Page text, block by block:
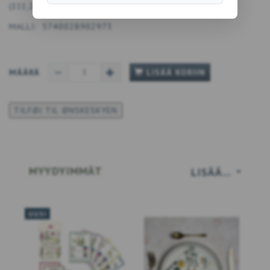
111,20 DKKEI SIS. ALV:TÄ)
MALLI: 5740028902973
MÄÄRÄ LISÄÄ KORIIN
TILFØJ TIL ØNSKESKYEN
LISÄÄ…
MYYDYIMMÄT
UUSI